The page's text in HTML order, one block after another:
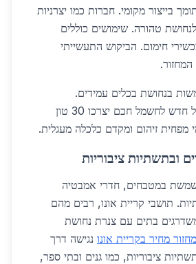
בייצור מקומי. חברות כמו יצרניות
לנחושת טהורה. שימושים כוללים
חימום. הביקוש התעשייתי
בנחושת בכלים עמידים.
פרויקטים כמו מפעל חדש לחשמל חכם יצרכו 30 טון
מפחית זיהום ומקדם כלכלה מעגלית.
ובתשתיות ציבוריות
במטבחים, חדרי אמבטיה
תושבי קריית אונו, רבים מהם
בתים עם צנרת נחושת
מחיר בקריית אונו נגישה דרך
ציבוריות, כמו גנים ובתי ספר,